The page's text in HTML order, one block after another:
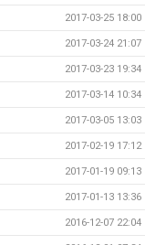
2017-03-25 18:00
2017-03-24 21:07
2017-03-23 19:34
2017-03-14 10:34
2017-03-05 13:03
2017-02-19 17:12
2017-01-19 09:13
2017-01-13 13:36
2016-12-07 22:04